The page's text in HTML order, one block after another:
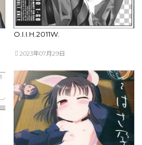
O.I.I.H.2011W.
2023年07月29日